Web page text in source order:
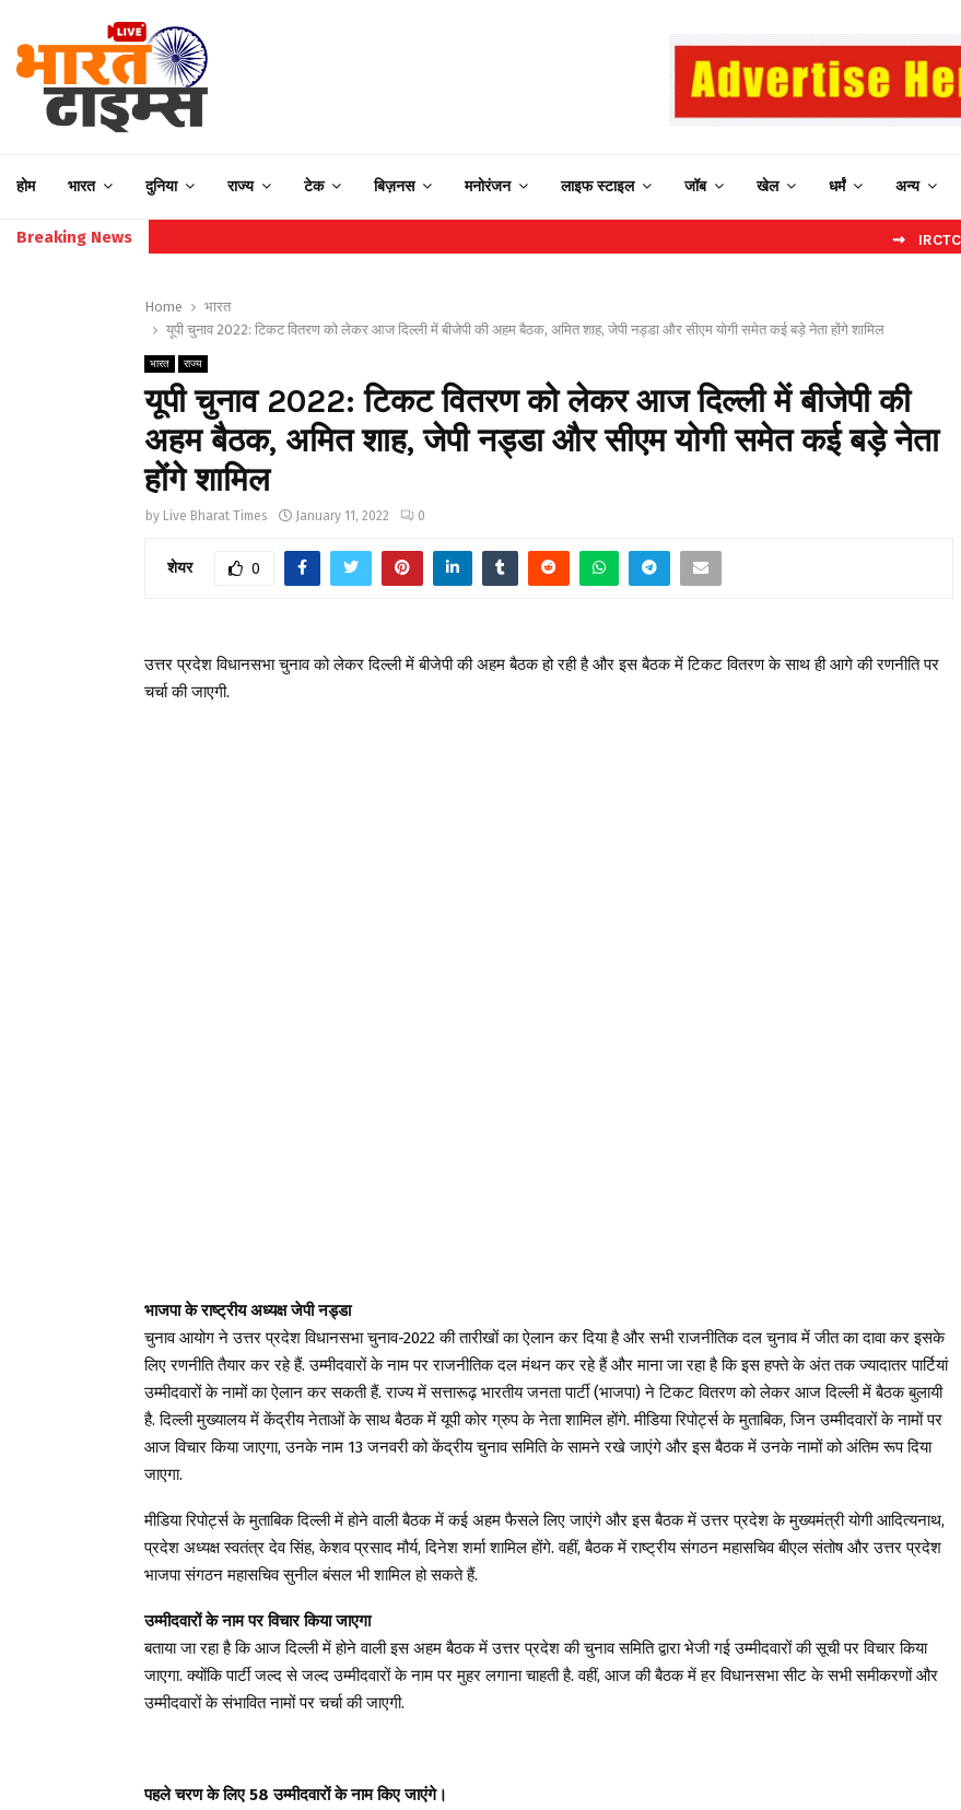
होम भारत दुनिया राज्य टेक बिज़नस मनोरंजन लाइफ स्टाइल जॉब खेल धर्मं अन्य
Breaking News ⇝ IRCTC New
Home
भारत
यूपी चुनाव 2022: टिकट वितरण को लेकर आज दिल्ली में बीजेपी की अहम बैठक, अमित शाह, जेपी नड्डा और सीएम योगी समेत कई बड़े नेता होंगे शामिल
भारत राज्य
यूपी चुनाव 2022: टिकट वितरण को लेकर आज दिल्ली में बीजेपी की
अहम बैठक, अमित शाह, जेपी नड्डा और सीएम योगी समेत कई बड़े नेता
होंगे शामिल
by Live Bharat Times January 11, 2022 0
शेयर 0
उत्तर प्रदेश विधानसभा चुनाव को लेकर दिल्ली में बीजेपी की अहम बैठक हो रही है और इस बैठक में टिकट वितरण के साथ ही आगे की रणनीति पर
चर्चा की जाएगी.
भाजपा के राष्ट्रीय अध्यक्ष जेपी नड्डा
चुनाव आयोग ने उत्तर प्रदेश विधानसभा चुनाव-2022 की तारीखों का ऐलान कर दिया है और सभी राजनीतिक दल चुनाव में जीत का दावा कर इसके
लिए रणनीति तैयार कर रहे हैं. उम्मीदवारों के नाम पर राजनीतिक दल मंथन कर रहे हैं और माना जा रहा है कि इस हफ्ते के अंत तक ज्यादातर पार्टियां
उम्मीदवारों के नामों का ऐलान कर सकती हैं. राज्य में सत्तारूढ़ भारतीय जनता पार्टी (भाजपा) ने टिकट वितरण को लेकर आज दिल्ली में बैठक बुलायी
है. दिल्ली मुख्यालय में केंद्रीय नेताओं के साथ बैठक में यूपी कोर ग्रुप के नेता शामिल होंगे. मीडिया रिपोर्ट्स के मुताबिक, जिन उम्मीदवारों के नामों पर
आज विचार किया जाएगा, उनके नाम 13 जनवरी को केंद्रीय चुनाव समिति के सामने रखे जाएंगे और इस बैठक में उनके नामों को अंतिम रूप दिया
जाएगा.
मीडिया रिपोर्ट्स के मुताबिक दिल्ली में होने वाली बैठक में कई अहम फैसले लिए जाएंगे और इस बैठक में उत्तर प्रदेश के मुख्यमंत्री योगी आदित्यनाथ,
प्रदेश अध्यक्ष स्वतंत्र देव सिंह, केशव प्रसाद मौर्य, दिनेश शर्मा शामिल होंगे. वहीं, बैठक में राष्ट्रीय संगठन महासचिव बीएल संतोष और उत्तर प्रदेश
भाजपा संगठन महासचिव सुनील बंसल भी शामिल हो सकते हैं.
उम्मीदवारों के नाम पर विचार किया जाएगा
बताया जा रहा है कि आज दिल्ली में होने वाली इस अहम बैठक में उत्तर प्रदेश की चुनाव समिति द्वारा भेजी गई उम्मीदवारों की सूची पर विचार किया
जाएगा. क्योंकि पार्टी जल्द से जल्द उम्मीदवारों के नाम पर मुहर लगाना चाहती है. वहीं, आज की बैठक में हर विधानसभा सीट के सभी समीकरणों और
उम्मीदवारों के संभावित नामों पर चर्चा की जाएगी.
पहले चरण के लिए 58 उम्मीदवारों के नाम किए जाएंगे।